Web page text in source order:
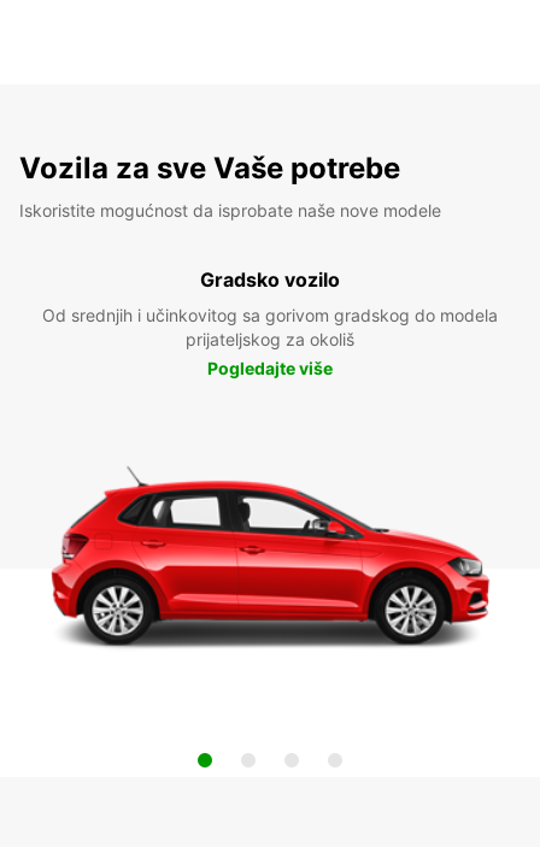
Vozila za sve Vaše potrebe
Iskoristite mogućnost da isprobate naše nove modele
Gradsko vozilo
Od srednjih i učinkovitog sa gorivom gradskog do modela
prijateljskog za okoliš
Pogledajte više